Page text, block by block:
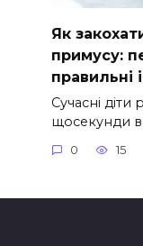
Як
примусу:
правильні
Сучасні діти
щосекунди
0 15